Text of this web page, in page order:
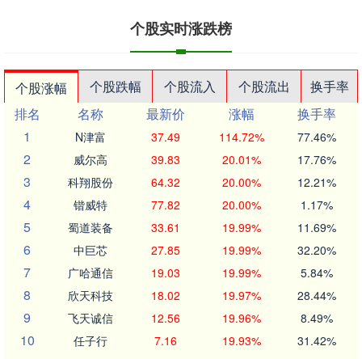
个股实时涨跌榜
个股涨幅 个股跌幅 个股流入 个股流出
换手率
排名
名称 最新价 涨幅
换手率
1
N津富 37.49 114.72% 77.46%
2 威尔高 39.83 20.01% 17.76%
3 科翔股份 64.32 20.00% 12.21%
4 锴威特 77.82 20.00% 1.17%
5 蜀道装备 33.61 19.99% 11.69%
6 中巨芯 27.85 19.99% 32.20%
7 广哈通信 19.03 19.99% 5.84%
8 欣天科技 18.02 19.97% 28.44%
9 飞天诚信 12.56 19.96% 8.49%
10 任子行 7.16 19.93% 31.42%